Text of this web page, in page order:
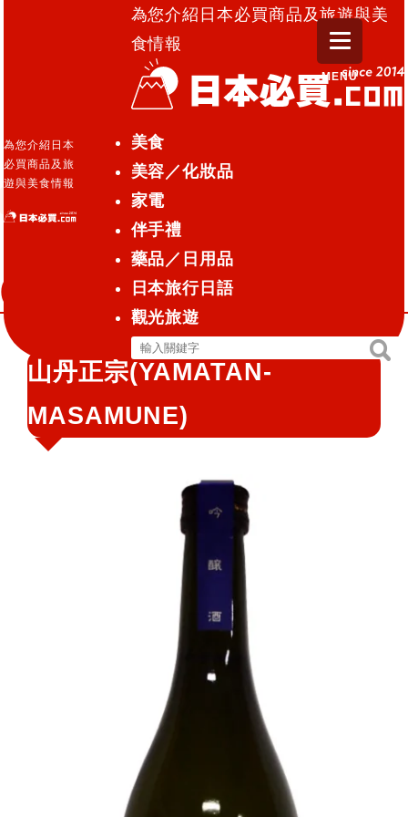
為您介紹日本
必買商品及旅
遊與美食情報
為您介紹日本必買商品及旅遊與美
食情報
美食
美容／化妝品
家電
伴手禮
藥品／日用品
日本旅行日語
觀光旅遊
搜
尋
關
搜
MENU
宗(YAMATAN-MASAMUNE)
2016.07.01
日本清酒介紹②：吟釀酒 山丹正宗
(YAMATAN-MASAMUNE)
山丹正宗(YAMATAN-
MASAMUNE)